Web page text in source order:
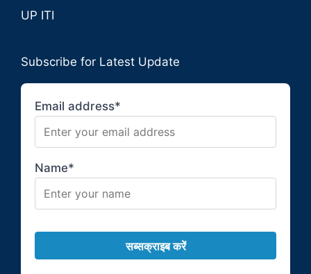
UP ITI
Subscribe for Latest Update
Email address*
Name*